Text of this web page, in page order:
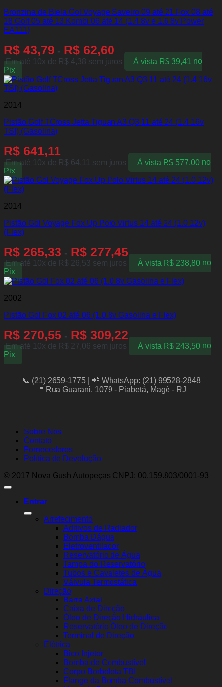
Bronzina de Biela Gol Voyage Saveiro 09 até 21 Fox 08 até
18 Golf 05 até 13 Kombi 06 até 14 (1.4 8v e 1.6 8v Power
EA111)
R$ 43,79 - R$ 62,60
Em até 10x de R$ 4,38 sem juros À vista R$39,41 no
Pix
2014
Pistão Golf TCross Jetta Tiguan A3 Q3 11 até 24 (1.4 16v
TSI) (Gasolina)
R$ 641,11
Em até 10x de R$ 64,11 sem juros À vista R$577,00 no
Pix
2014
Pistão Gol Voyage Fox Up Polo Virtus 14 até 24 (1.0 12v)
(Flex)
R$ 265,33 - R$ 277,45
Em até 10x de R$ 26,53 sem juros À vista R$238,80 no
Pix
2002
Pistão Gol Fox 02 até 06 (1.0 8v Gasolina e Flex)
R$ 270,55 - R$ 309,22
Em até 10x de R$ 27,06 sem juros À vista R$243,50 no
Pix
📞 (21) 2659-1775| 📲 WhatsApp: (21) 99528-2848
📍 Rua Guarani, 1079 - Piabetá, Magé - RJ
Sobre Nós
Contato
Fornecedores
Política de Devolução
© 2017 Nova Gush Autopeças CNPJ: 00.159.803/0001-93
Entrar
Arrefecimento
Aditivos de Radiador
Bomba Dágua
Eletroventilador
Reservatório de Água
Tampa do Reservatório
Tubos e Cavaletes de Água
Válvula Termostática
Direção
Barra Axial
Caixa de Direção
Óleo de Direção Hidráulica
Reservatório Óleo de Direção
Terminal de Direção
Elétrica
Bico Injetor
Bomba de Combustível
Corpo Borboleta TBI
Flange da Bomba Combustível